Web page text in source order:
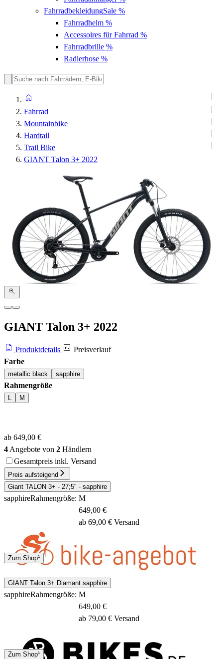
FahrradbekleidungSale %
Fahrradhelm %
Accessoires für Fahrrad %
Fahrradbrille %
Radlerhose %
Fahrrad
Mountainbike
Hardtail
Trail Bike
GIANT Talon 3+ 2022
GIANT Talon 3+ 2022
Produktdetails
Preisverlauf
Farbe
metallic black sapphire
Rahmengröße
L M
ab 649,00 €
4 Angebote von 2 Händlern
Gesamtpreis inkl. Versand
Preis aufsteigend
Giant TALON 3+ - 27;5" - sapphire
sapphireRahmengröße: M
Spedition
3 - 5 Tage
649,00 €
ab 69,00 € Versand
Zum Shop¹
GIANT Talon 3+ Diamant sapphire
sapphireRahmengröße: M
4 - 7 Tage
649,00 €
ab 79,00 € Versand
Zum Shop¹